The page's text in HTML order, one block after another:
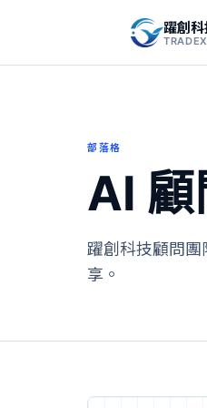
躍創
部落格
AI 顧
躍創科技顧問
享。